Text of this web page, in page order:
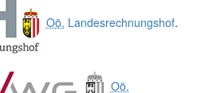
Oö. Landesrechnungshof.
Oö.